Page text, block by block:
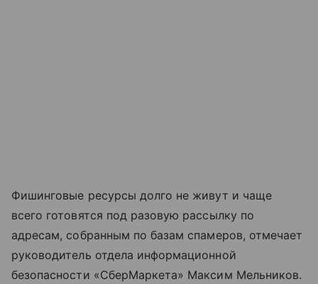
Фишинговые ресурсы долго не живут и чаще
всего готовятся под разовую рассылку по
адресам, собранным по базам спамеров, отмечает
руководитель отдела информационной
безопасности «СберМаркета» Максим Мельников.